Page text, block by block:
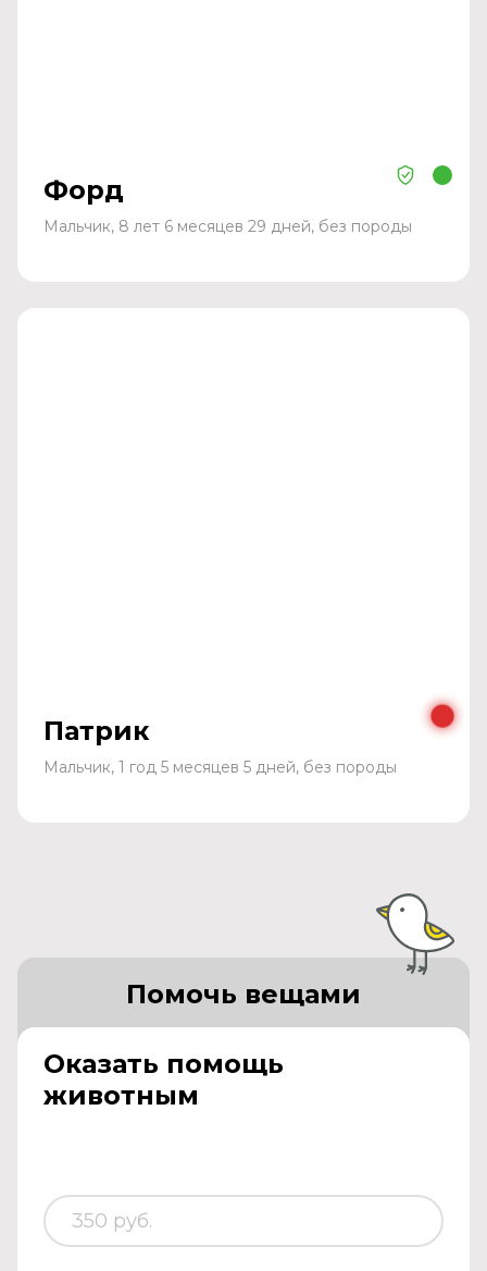
Форд
Мальчик, 8 лет 6 месяцев 29 дней, без породы
Патрик
Мальчик, 1 год 5 месяцев 5 дней, без породы
Оказать помощь
животным
Помочь вещами